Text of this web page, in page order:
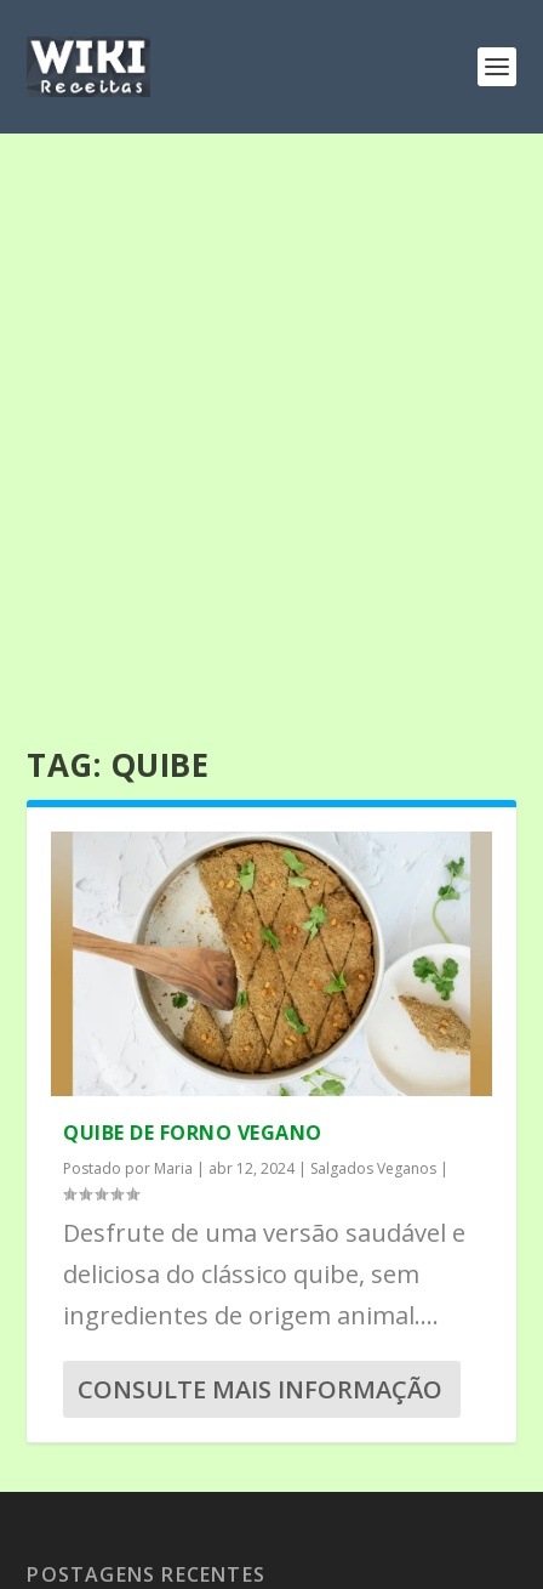
TAG: QUIBE
QUIBE DE FORNO VEGANO
Postado por Maria | abr 12, 2024| Salgados Veganos |
Desfrute de uma versão saudável e
deliciosa do clássico quibe, sem
ingredientes de origem animal....
CONSULTE MAIS INFORMAÇÃO
POSTAGENS RECENTES